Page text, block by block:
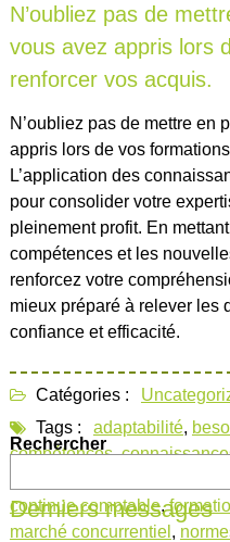
N’oubliez pas de
vous avez appris lors
renforcer vos acquis.
N’oubliez pas de mettre en
appris lors de vos
L’application des
pour consolider votre
pleinement profit. En
compétences et les
renforcez votre
mieux préparé à relever les
confiance et efficacité.
Catégories :
Tags :
adaptabilité,
compétences,
continue comptable,
marché concurrentiel ,
Rechercher
Derniers messages